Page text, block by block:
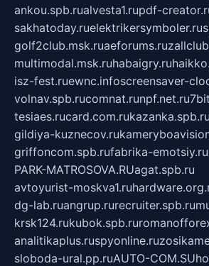
ankou.spb.rualvesta1.rupdf-
sakhatoday.ruelektrikersymboler.ru
golf2club.msk.ruaeforums.ru
multimodal.msk.ruhabaigry.ru
isz-fest.ruewnc.infoscreensaver-
volnav.spb.rucomnat.runpf.net.ru
tesiaes.rucard.com.rukazanka.spb.ru
gildiya-kuznecov.ru
griffoncom.spb.rufabrika-emotsiy.ru
PARK-MATROSOVA.RUagat.spb.ru
avtoyurist-moskva1.ru
dg-lab.ruangrup.rurecruiter.spb.ru
krsk124.rukubok.spb.ru
analitikaplus.ruspyonline.ru
sloboda-ural.pp.ruAUTO-COM.SU